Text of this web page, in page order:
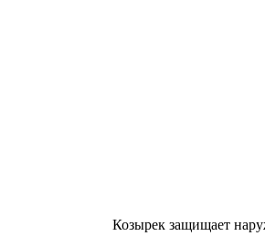
Козырек защищает